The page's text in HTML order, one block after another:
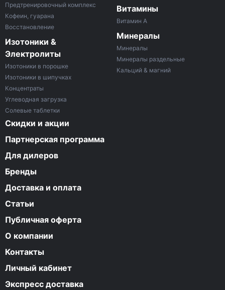
Предтренировочный комплекс
Кофеин, гуарана
Восстановление
Изотоники &
Электролиты
Изотоники в порошке
Изотоники в шипучках
Концентраты
Углеводная загрузка
Солевые таблетки
Витамины
Витамин A
Минералы
Минералы
Минералы раздельные
Кальций & магний
Скидки и акции
Партнерская программа
Для дилеров
Бренды
Доставка и оплата
Статьи
Публичная оферта
О компании
Контакты
Личный кабинет
Экспресс доставка